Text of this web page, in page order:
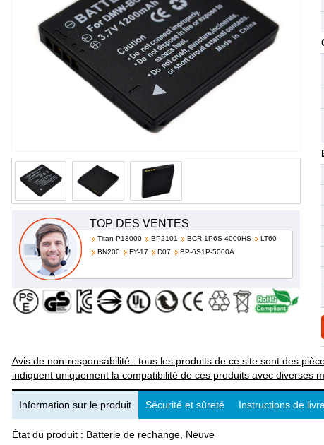
TOP DES VENTES
Titan-P13000 BP2101 BCR-1P6S-4000HS
LT60
BN200
FY-17 D07 BP-6S1P-5000A
Avis de non-responsabilité : tous les produits de ce site sont des
indiquent uniquement la compatibilité de ces produits avec diverses
Information sur le produit Sécurité et sûreté Instructions de
État du produit : Batterie de rechange, Neuve